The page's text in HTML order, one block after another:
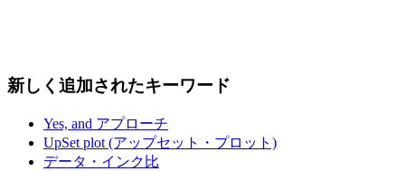
新しく追加されたキーワード
Yes, and アプローチ
UpSet plot (アップセット・プロット)
データ・インク比